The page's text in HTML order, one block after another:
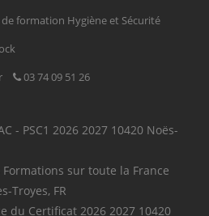
formation Hygiène et Sécurité
03 74 09 51 26
- PSC1 2026 2027 10420 Noës-
Formations sur toute la France
Troyes, FR
du Certificat 2026 2027 10420